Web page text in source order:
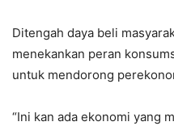
Ditengah daya beli
menekankan peran
untuk mendorong
“Ini kan ada ekonomi yang